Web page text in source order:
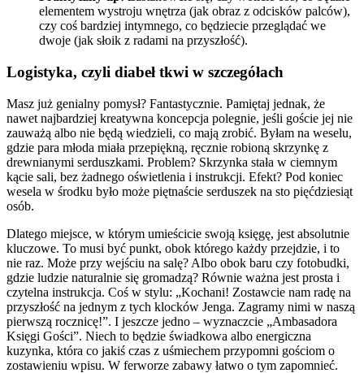
elementem wystroju wnętrza (jak obraz z odcisków palców),
czy coś bardziej intymnego, co będziecie przeglądać we
dwoje (jak słoik z radami na przyszłość).
Logistyka, czyli diabeł tkwi w szczegółach
Masz już genialny pomysł? Fantastycznie. Pamiętaj jednak, że
nawet najbardziej kreatywna koncepcja polegnie, jeśli goście jej nie
zauważą albo nie będą wiedzieli, co mają zrobić. Byłam na weselu,
gdzie para młoda miała przepiękną, ręcznie robioną skrzynkę z
drewnianymi serduszkami. Problem? Skrzynka stała w ciemnym
kącie sali, bez żadnego oświetlenia i instrukcji. Efekt? Pod koniec
wesela w środku było może piętnaście serduszek na sto pięćdziesiąt
osób.
Dlatego miejsce, w którym umieścicie swoją księgę, jest absolutnie
kluczowe. To musi być punkt, obok którego każdy przejdzie, i to
nie raz. Może przy wejściu na salę? Albo obok baru czy fotobudki,
gdzie ludzie naturalnie się gromadzą? Równie ważna jest prosta i
czytelna instrukcja. Coś w stylu: „Kochani! Zostawcie nam radę na
przyszłość na jednym z tych klocków Jenga. Zagramy nimi w naszą
pierwszą rocznicę!”. I jeszcze jedno – wyznaczcie „Ambasadora
Księgi Gości”. Niech to będzie świadkowa albo energiczna
kuzynka, która co jakiś czas z uśmiechem przypomni gościom o
zostawieniu wpisu. W ferworze zabawy łatwo o tym zapomnieć.